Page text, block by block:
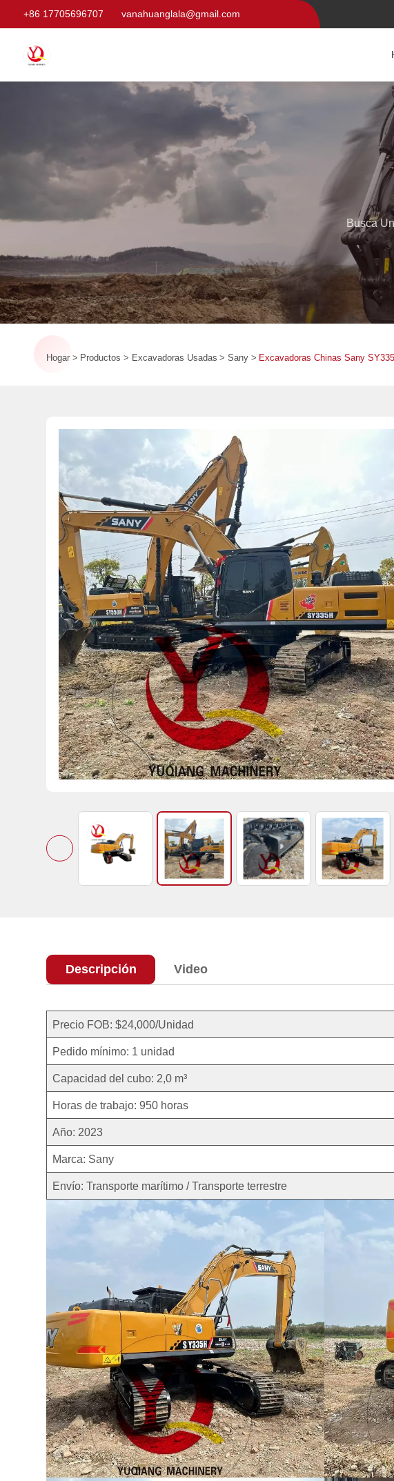
+86 17705696707 vanahuanglala@gmail.com
Busca
Hogar Productos Excavadoras Usadas Sany Excavadoras Chinas Sany
Descripción Video
Precio FOB: $24,000/Unidad
Pedido mínimo: 1 unidad
Capacidad del cubo: 2,0 m³
Horas de trabajo: 950 horas
Año: 2023
Marca: Sany
Envío: Transporte marítimo / Transporte terrestre